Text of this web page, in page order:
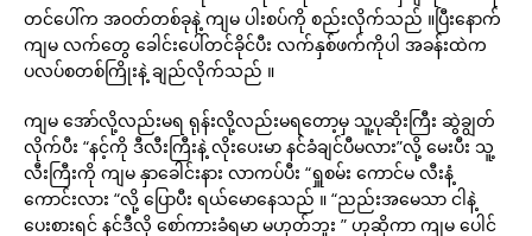
တင်ပေါ်က အဝတ်တစ်ခုနဲ့ ကျမ ပါးစပ်ကို စည်းလိုက်သည် ။ပြီးနောက်
ကျမ လက်တွေ ခေါင်းပေါ်တင်ခိုင်ပီး လက်နှစ်ဖက်ကိုပါ အခန်းထဲက
ပလပ်စတစ်ကြိုးနဲ့ ချည်လိုက်သည် ။
ကျမ အော်လို့လည်းမရ ရုန်းလို့လည်းမရတော့မှ သူ့ပုဆိုးကြီး ဆွဲချွတ်
လိုက်ပီး “နင့်ကို ဒီလီးကြီးနဲ့ လိုးပေးမာ နင်ခံချင်ပီမလား”လို့ မေးပီး သူ့
လီးကြီးကို ကျမ နှာခေါင်းနား လာကပ်ပီး “ရှူစမ်း ကောင်မ လီးနံ့
ကောင်းလား “လို့ ပြောပီး ရယ်မောနေသည် ။ “ညည်းအမေသာ ငါနဲ့
ပေးစားရင် နင်ဒီလို စော်ကားခံရမာ မဟုတ်ဘူး ” ဟုဆိုကာ ကျမ ပေါင်